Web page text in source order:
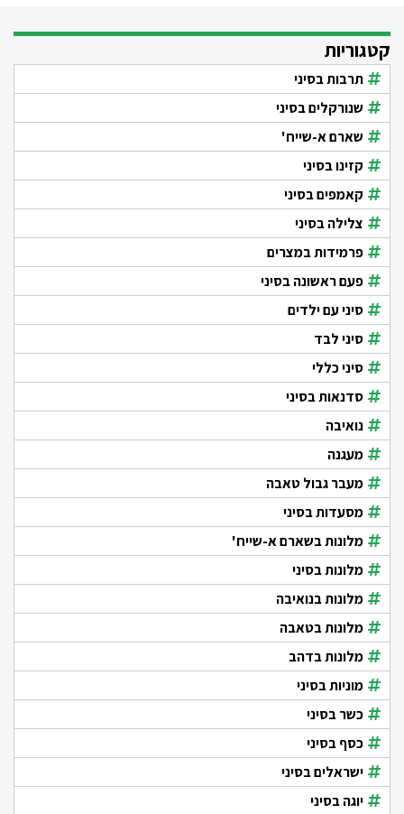
קטגוריות
תרבות בסיני
שנורקלים בסיני
שארם א-שייח'
קזינו בסיני
קאמפים בסיני
צלילה בסיני
פרמידות במצרים
פעם ראשונה בסיני
סיני עם ילדים
סיני לבד
סיני כללי
סדנאות בסיני
נואיבה
מעגנה
מעבר גבול טאבה
מסעדות בסיני
מלונות בשארם א-שייח'
מלונות בסיני
מלונות בנואיבה
מלונות בטאבה
מלונות בדהב
מוניות בסיני
כשר בסיני
כסף בסיני
ישראלים בסיני
יוגה בסיני